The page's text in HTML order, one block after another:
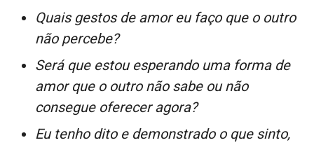
Quais gestos de amor eu faço que o outro
não percebe?
Será que estou esperando uma forma de
amor que o outro não sabe ou não
consegue oferecer agora?
Eu tenho dito e demonstrado o que sinto,